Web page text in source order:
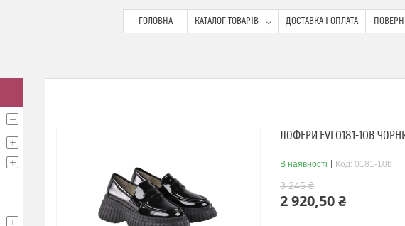
ГОЛОВНА КАТАЛОГ ТОВАРІВ ДОСТАВКА І ОПЛАТА
ЛОФЕРИ FVI 0181-10B
В наявності Код: 0181-10b
3 245 ₴
2 920,50 ₴